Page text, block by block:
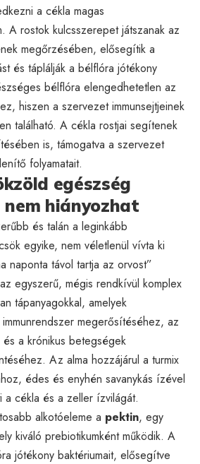
a cékla magas
A rostok kulcsszerepet játszanak az
megőrzésében, elősegítik a
és táplálják a bélflóra jótékony
bélflóra elengedhetetlen az
hiszen a szervezet immunsejtjeinek
található. A cékla rostjai segítenek
is, támogatva a szervezet
folyamatait.
egészség
hiányozhat
és talán a leginkább
egyike, nem véletlenül vívta ki
naponta távol tartja az orvost”
egyszerű, mégis rendkívül komplex
tápanyagokkal, amelyek
megerősítéséhez, az
a krónikus betegségek
Az alma hozzájárul a turmix
édes és enyhén savanykás ízével
cékla és a zeller ízvilágát.
alkotóeleme a pektin, egy
kiváló prebiotikumként működik. A
jótékony baktériumait, elősegítve